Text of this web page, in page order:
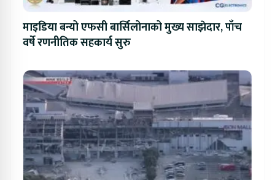
माइडिया बन्यो एफसी बार्सिलोनाको मुख्य साझेदार, पाँच
वर्षे रणनीतिक सहकार्य सुरु